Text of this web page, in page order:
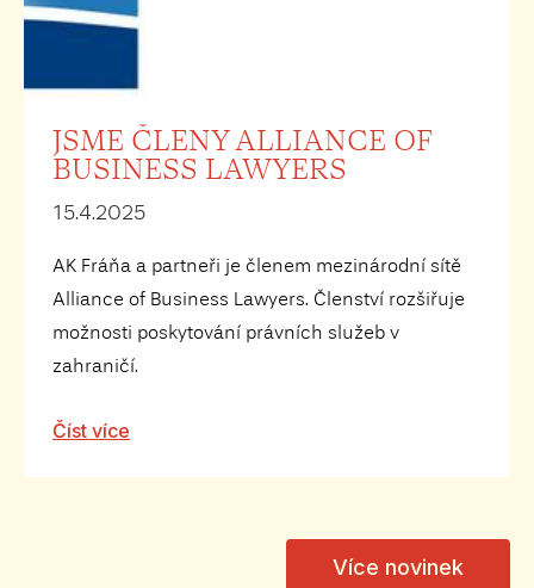
JSME ČLENY ALLIANCE OF
BUSINESS LAWYERS
15.4.2025
AK Fráňa a partneři je členem mezinárodní sítě
Alliance of Business Lawyers. Členství rozšiřuje
možnosti poskytování právních služeb v
zahraničí.
Číst více
Více novinek